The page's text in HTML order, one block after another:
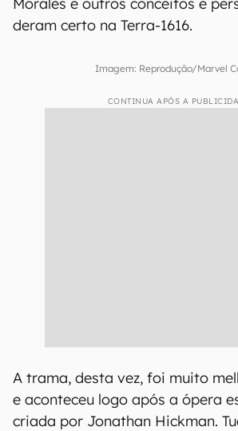
deram certo na Terra-1616.
Imagem: Reprodução/Marvel
CONTINUA APÓS A
A trama, desta vez, foi muito
e aconteceu logo após a ópera
criada por Jonathan Hickman.